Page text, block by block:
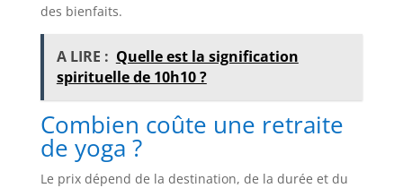
des bienfaits.
A LIRE : Quelle est la signification
spirituelle de 10h10 ?
Combien coûte une retraite
de yoga ?
Le prix dépend de la destination, de la durée et du